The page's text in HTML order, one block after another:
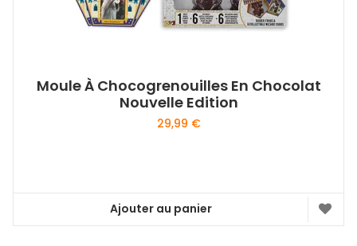
Moule À Chocogrenouilles En Chocolat
Nouvelle Edition
29,99 €
Ajouter au panier